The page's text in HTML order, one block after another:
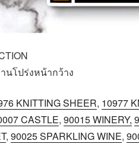
นโปร่งหน้ากว้าง
KNITTING SHEER, 10977
CASTLE, 90015 WINERY,
, 90025 SPARKLING WINE,